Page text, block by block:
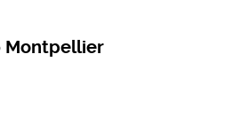
Montpellier